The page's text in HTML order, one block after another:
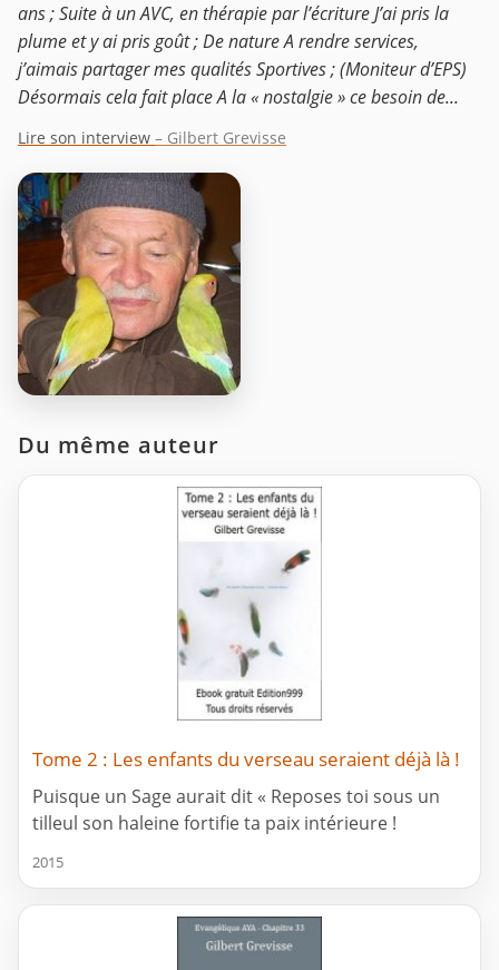
ans ; Suite à un AVC, en thérapie par l’écriture J’ai pris la
plume et y ai pris goût ; De nature A rendre services,
j’aimais partager mes qualités Sportives ; (Moniteur d’EPS)
Désormais cela fait place A la « nostalgie » ce besoin de...
Lire son interview – Gilbert Grevisse
Du même auteur
Tome 2 : Les enfants du verseau seraient déjà là !
Puisque un Sage aurait dit « Reposes toi sous un
tilleul son haleine fortifie ta paix intérieure !
2015